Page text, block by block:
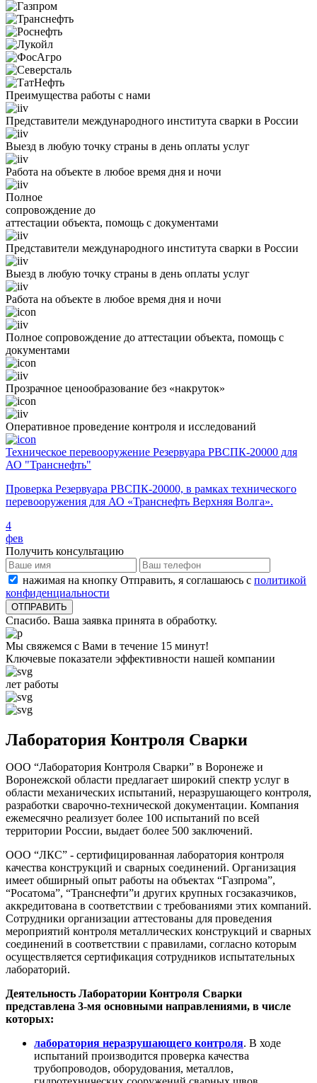
Преимущества работы с нами
Представители международного института сварки в России
Выезд в любую точку страны в день оплаты услуг
Работа на объекте в любое время дня и ночи
Полное
сопровождение до
аттестации объекта, помощь с документами
Представители международного института сварки в России
Выезд в любую точку страны в день оплаты услуг
Работа на объекте в любое время дня и ночи
Полное сопровождение до аттестации объекта, помощь с
документами
Прозрачное ценообразование без «накруток»
Оперативное проведение контроля и исследований
Техническое перевооружение Резервуара РВСПК-20000 для
АО "Транснефть"
Проверка Резервуара РВСПК-20000, в рамках технического
перевооружения для АО «Транснефть Верхняя Волга».
4
фев
Получить консультацию
нажимая на кнопку Отправить, я соглашаюсь с политикой
конфиденциальности
Спасибо. Ваша заявка принята в обработку.
Мы свяжемся с Вами в течение 15 минут!
Ключевые показатели эффективности нашей компании
лет работы
Лаборатория Контроля Сварки
ООО “Лаборатория Контроля Сварки” в Воронеже и
Воронежской области предлагает широкий спектр услуг в
области механических испытаний, неразрушающего контроля,
разработки сварочно-технической документации. Компания
ежемесячно реализует более 100 испытаний по всей
территории России, выдает более 500 заключений.
ООО “ЛКС” - сертифицированная лаборатория контроля
качества конструкций и сварных соединений. Организация
имеет обширный опыт работы на объектах “Газпрома”,
“Росатома”, “Транснефти”и других крупных госзаказчиков,
аккредитована в соответствии с требованиями этих компаний.
Сотрудники организации аттестованы для проведения
мероприятий контроля металлических конструкций и сварных
соединений в соответствии с правилами, согласно которым
осуществляется сертификация сотрудников испытательных
лабораторий.
Деятельность Лаборатории Контроля Сварки
представлена 3-мя основными направлениями, в числе
которых:
лаборатория неразрушающего контроля. В ходе
испытаний производится проверка качества
трубопроводов, оборудования, металлов,